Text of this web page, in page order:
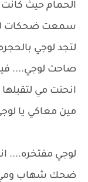
الحمام حيث كانت
سمعت ضحكات
لتجد لوجي
صاحت لوجي....
انحنت مي
مين معاكي يا
لوجي مفتخره....
ضحك شهاب ومي